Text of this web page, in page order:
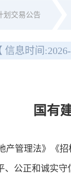
划交易公告
信息时间:
国有
管理法》《
、公正和诚实守